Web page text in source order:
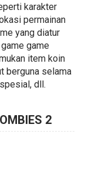
karakter
permainan
yang diatur
game
item koin
berguna selama
dll.
2